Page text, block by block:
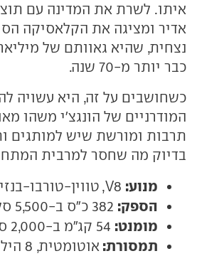
איתו. לשרת את המדינה עם
אדיר ומציגה את הקלאסיקה
נצחית, שהיא גאוותם של
כבר יותר מ-70 שנה.
כשחושבים על זה, היא עשויה
המודרניים של הונגצ'י משהו
תרבות ומורשת שיש למותגים
בדיוק מה שחסר למרבית
מנוע:
הספק:
מומנט:
תמסורת: אוטומטית, 8 הילוכים, הנעה כפולה